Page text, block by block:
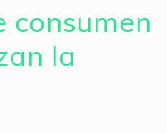
consumen
la